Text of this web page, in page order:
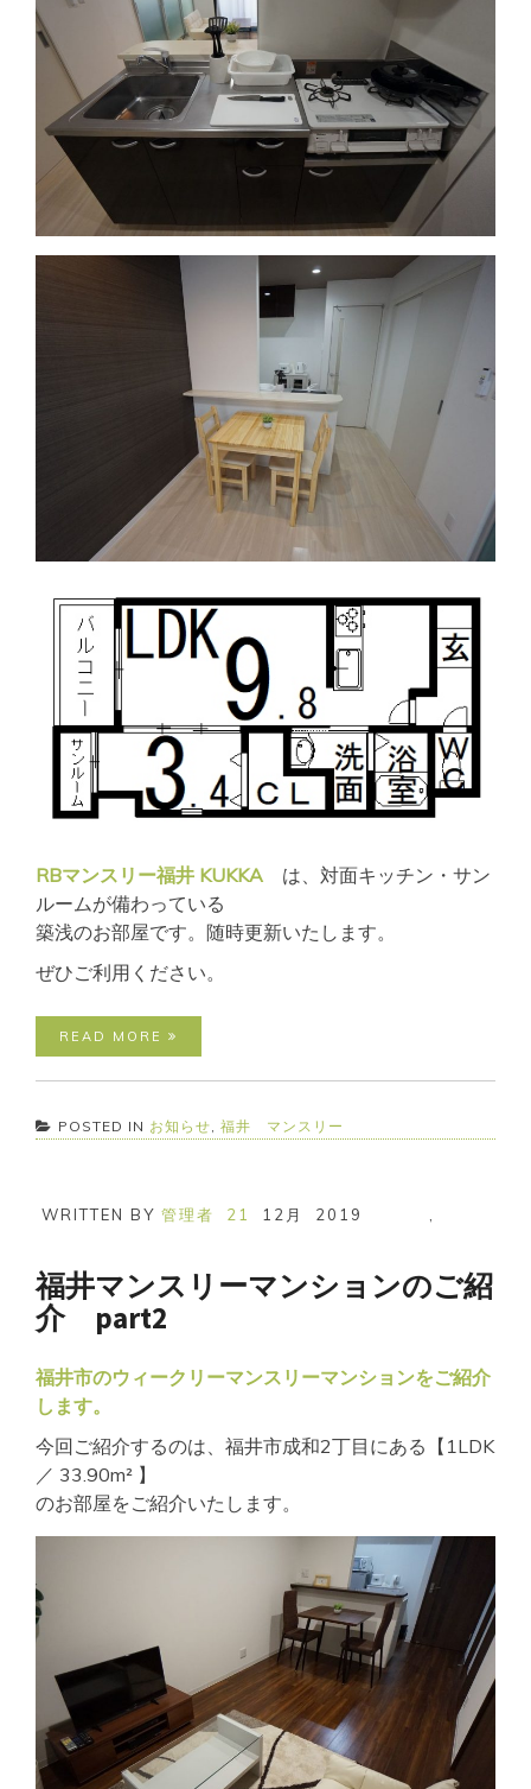
RBマンスリー福井 KUKKA は、対面キッチン・サン
ルームが備わっている
築浅のお部屋です。随時更新いたします。
ぜひご利用ください。
READ MORE
POSTED IN お知らせ, 福井 マンスリー
WRITTEN BY 管理者 21 12月 ,
2019
福井マンスリーマンションのご紹
介 part2
福井市のウィークリーマンスリーマンションをご紹介
します。
今回ご紹介するのは、福井市成和2丁目にある【1LDK
／ 33.90m² 】
のお部屋をご紹介いたします。